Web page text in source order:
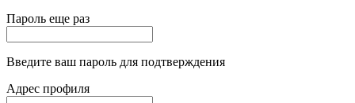
Пароль еще раз
Введите ваш пароль для подтверждения
Адрес профиля